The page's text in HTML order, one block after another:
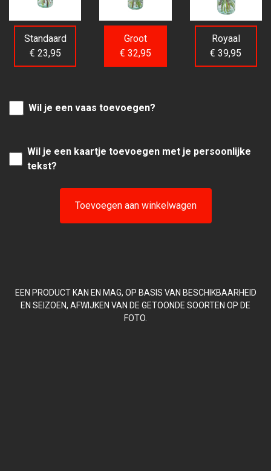
Standaard
€ 23,95
Groot
€ 32,95
Royaal
€ 39,95
Wil je een vaas toevoegen?
Wil je een kaartje toevoegen met je persoonlijke
tekst?
Toevoegen aan winkelwagen
EEN PRODUCT KAN EN MAG, OP BASIS VAN BESCHIKBAARHEID
EN SEIZOEN, AFWIJKEN VAN DE GETOONDE SOORTEN OP DE
FOTO.